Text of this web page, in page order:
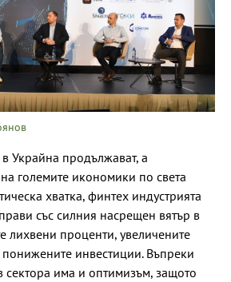
Украйна продължават, а
големите икономики по света
хватка, финтех индустрията
със силния насрещен вятър в
лихвени проценти, увеличените
инвестиции. Въпреки
сектора има и оптимизъм, защото